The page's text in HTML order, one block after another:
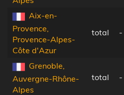
Aix-en-
Provence,
Provence-Alpes-
Côte d'Azur
total -
Grenoble,
Auvergne-Rhône-
Alpes
total -